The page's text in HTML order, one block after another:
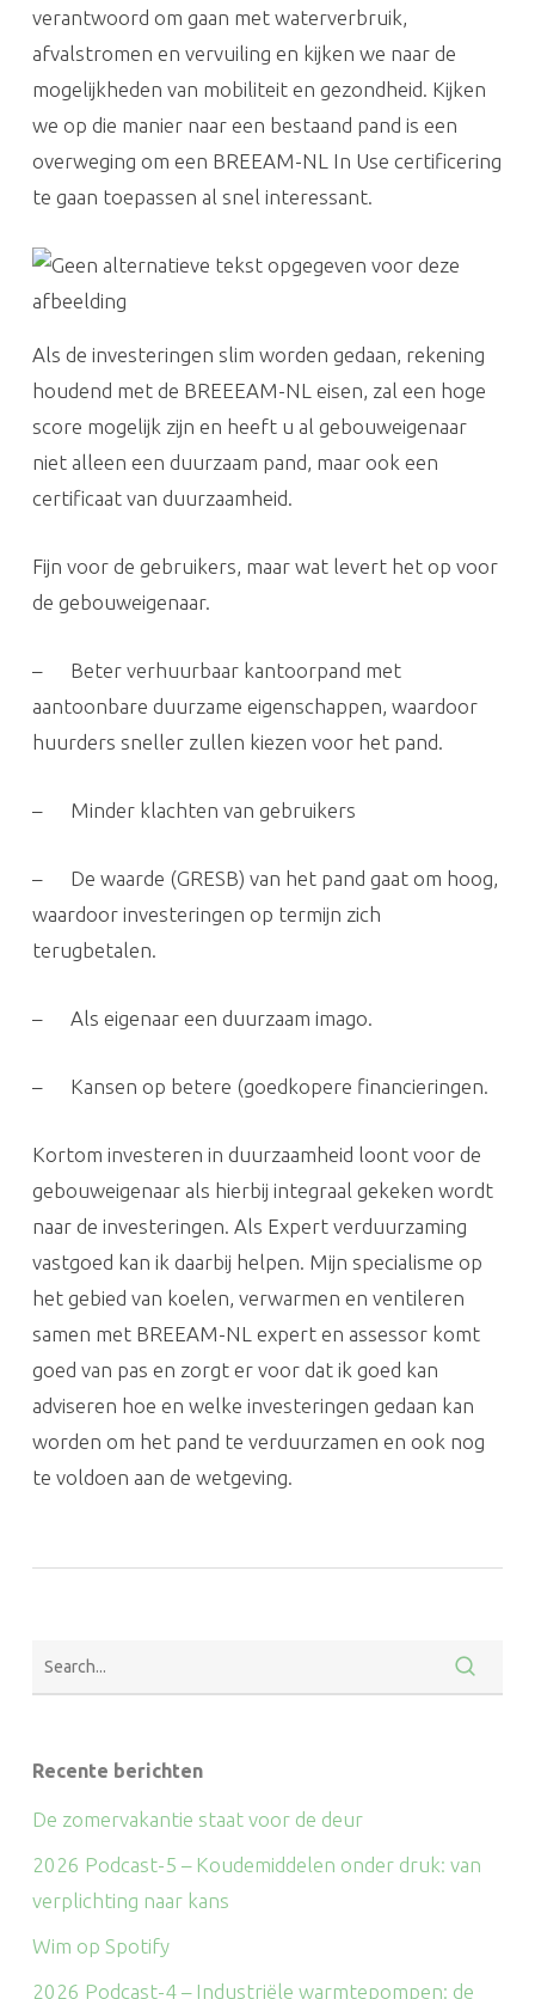
verantwoord om gaan met waterverbruik,
afvalstromen en vervuiling en kijken we naar de
mogelijkheden van mobiliteit en gezondheid. Kijken
we op die manier naar een bestaand pand is een
overweging om een BREEAM-NL In Use certificering
te gaan toepassen al snel interessant.
Als de investeringen slim worden gedaan, rekening
houdend met de BREEEAM-NL eisen, zal een hoge
score mogelijk zijn en heeft u al gebouweigenaar
niet alleen een duurzaam pand, maar ook een
certificaat van duurzaamheid.
Fijn voor de gebruikers, maar wat levert het op voor
de gebouweigenaar.
– Beter verhuurbaar kantoorpand met
aantoonbare duurzame eigenschappen, waardoor
huurders sneller zullen kiezen voor het pand.
– Minder klachten van gebruikers
– De waarde (GRESB) van het pand gaat om hoog,
waardoor investeringen op termijn zich
terugbetalen.
– Als eigenaar een duurzaam imago.
– Kansen op betere (goedkopere financieringen.
Kortom investeren in duurzaamheid loont voor de
gebouweigenaar als hierbij integraal gekeken wordt
naar de investeringen. Als Expert verduurzaming
vastgoed kan ik daarbij helpen. Mijn specialisme op
het gebied van koelen, verwarmen en ventileren
samen met BREEAM-NL expert en assessor komt
goed van pas en zorgt er voor dat ik goed kan
adviseren hoe en welke investeringen gedaan kan
worden om het pand te verduurzamen en ook nog
te voldoen aan de wetgeving.
Recente berichten
De zomervakantie staat voor de deur
2026 Podcast-5 – Koudemiddelen onder druk: van
verplichting naar kans
Wim op Spotify
2026 Podcast-4 – Industriële warmtepompen: de